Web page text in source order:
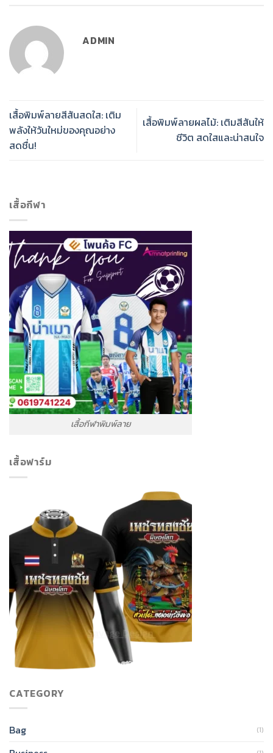
ADMIN
เสื้อพิมพ์ลายสีสันสดใส: เติม
พลังให้วันใหม่ของคุณอย่าง
สดชื่น!
เสื้อพิมพ์ลายผลไม้: เติมสีสันให้
ชีวิต สดใสและน่าสนใจ
เสื้อกีฬา
เสื้อกีฬาพิมพ์ลาย
เสื้อฟาร์ม
CATEGORY
Bag (1)